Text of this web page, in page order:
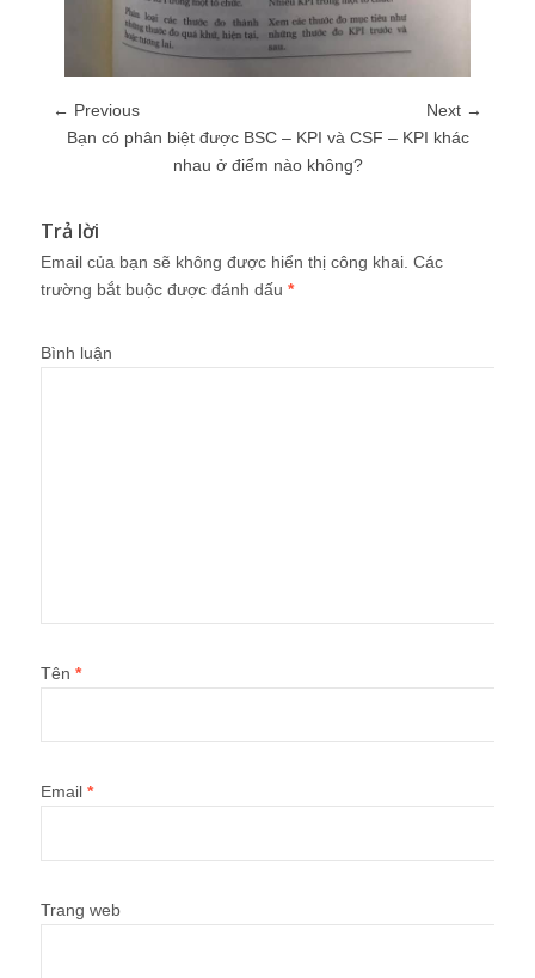
← Previous
Next →
Bạn có phân biệt được BSC – KPI và CSF – KPI khác
nhau ở điểm nào không?
Trả lời
Email của bạn sẽ không được hiển thị công khai. Các
trường bắt buộc được đánh dấu *
Bình luận
Tên *
Email *
Trang web